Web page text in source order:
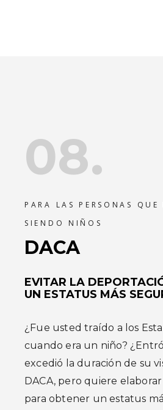
08.
PARA LAS PERSONAS QUE
SIENDO NIÑOS
DACA
EVITAR LA
UN ESTATUS MÁS
¿Fue usted traído a los
cuando era un niño?
excedió la duración de su
DACA, pero quiere
para obtener un estatus